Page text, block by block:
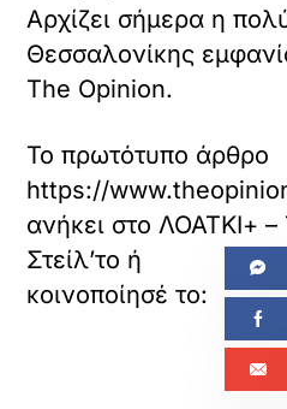
Αρχίζει σήμερα η
Θεσσαλονίκης
The Opinion.
Το πρωτότυπο άρθρο
https://
ανήκει στο ΛΟΑΤΚΙ+ –